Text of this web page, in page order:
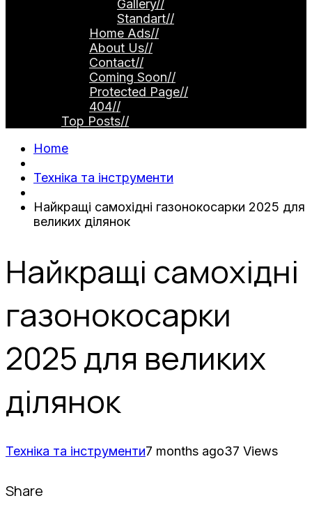
Gallery//
Standart//
Home Ads//
About Us//
Contact//
Coming Soon//
Protected Page//
404//
Top Posts//
Home
Техніка та інструменти
Найкращі самохідні газонокосарки 2025 для
великих ділянок
Найкращі самохідні
газонокосарки
2025 для великих
ділянок
Техніка та інструменти7 months ago37 Views
Share